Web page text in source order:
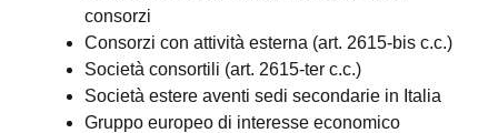
consorzi
Consorzi con attività esterna (art. 2615-bis c.c.)
Società consortili (art. 2615-ter c.c.)
Società estere aventi sedi secondarie in Italia
Gruppo europeo di interesse economico